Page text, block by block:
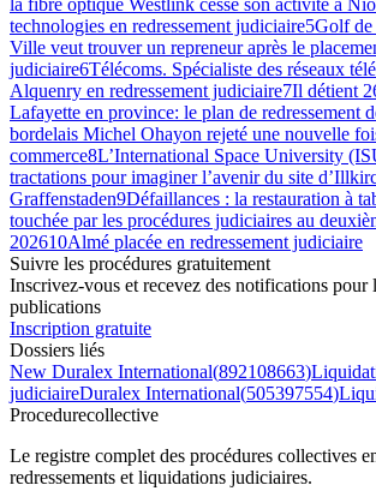
technologies en redressement judiciaire5Golf de
Ville veut trouver un repreneur après le
judiciaire6Télécoms. Spécialiste des réseaux
Alquenry en redressement judiciaire7Il détient
Lafayette en province: le plan de redressement
bordelais Michel Ohayon rejeté une nouvelle
commerce8L’International Space University
tractations pour imaginer l’avenir du site
Graffenstaden9Défaillances : la restauration à
touchée par les procédures judiciaires au
202610Almé placée en redressement judiciaire
Suivre les procédures gratuitement
Inscrivez-vous et recevez des notifications pour
publications
Inscription gratuite
Dossiers liés
New Duralex International(892108663)
judiciaireDuralex International(505397554)
Procedurecollective
Le registre complet des procédures collectives
redressements et liquidations judiciaires.